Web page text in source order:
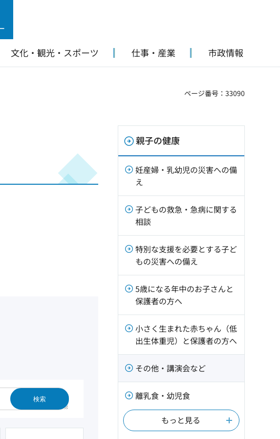
文化・観光・スポーツ 仕事・産業 市政情報
ページ番号：33090
検索
親子の健康
妊産婦・乳幼児の災害への備
え
子どもの救急・急病に関する
相談
特別な支援を必要とする子ど
もの災害への備え
5歳になる年中のお子さんと
保護者の方へ
小さく生まれた赤ちゃん（低
出生体重児）と保護者の方へ
その他・講演会など
離乳食・幼児食
もっと見る